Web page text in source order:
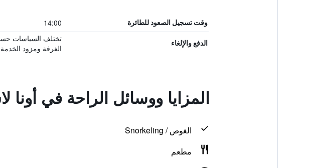
وقت تسجيل الصعود للطائرة 14:00
الدفع والإلغاء
تختلف السياسات
الغرفة ومزود
المزايا ووسائل الراحة في
الغوص / Snorkeling
مطعم